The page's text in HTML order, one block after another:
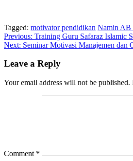
Tagged: motivator pendidikan Namin AB
Post
navigation
Previous: Training Guru Safaraz Islamic
Next: Seminar Motivasi Manajemen dan
Leave a Reply
Your email address will not be published.
Comment *